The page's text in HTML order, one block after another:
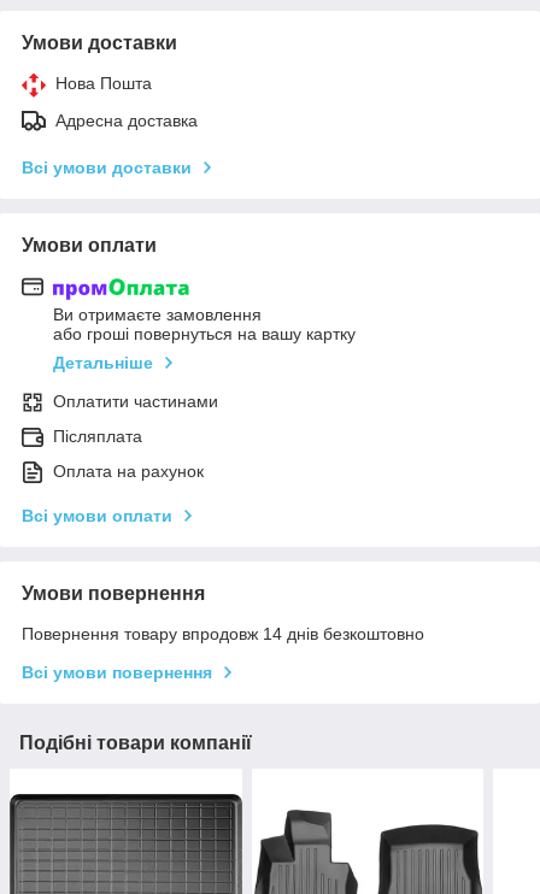
Умови доставки
Нова Пошта
Адресна доставка
Всі умови доставки
Умови оплати
Ви отримаєте замовлення
або гроші повернуться на вашу картку
Детальніше
Оплатити частинами
Післяплата
Оплата на рахунок
Всі умови оплати
Умови повернення
Повернення товару впродовж 14 днів безкоштовно
Всі умови повернення
Подібні товари компанії